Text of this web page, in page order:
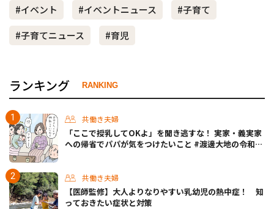
#イベント #イベントニュース
#子育て
#子育てニュース
#育児
ランキング RANKING
共働き夫婦
「ここで授乳してOKよ」を聞き逃すな！ 実家・義実家
への帰省でパパが気をつけたいこと #渡邊大地の令和的
共働き夫婦
【医師監修】大人よりなりやすい乳幼児の熱中症！ 知
っておきたい症状と対策